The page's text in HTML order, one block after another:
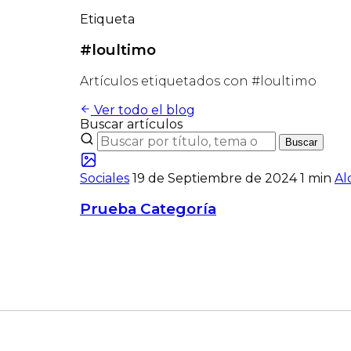
Etiqueta
#loultimo
Artículos etiquetados con #loultimo
Ver todo el blog
Buscar artículos
Buscar
Sociales 19 de Septiembre de 2024 1 min
Prueba Categoría